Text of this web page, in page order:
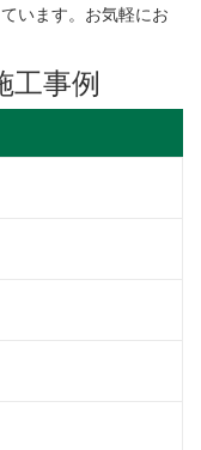
います。お気軽にお